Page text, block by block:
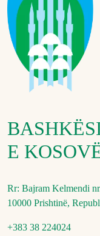
E
Rr: Bajram Kelmendi
10000 Prishtinë,
+383 38 224024